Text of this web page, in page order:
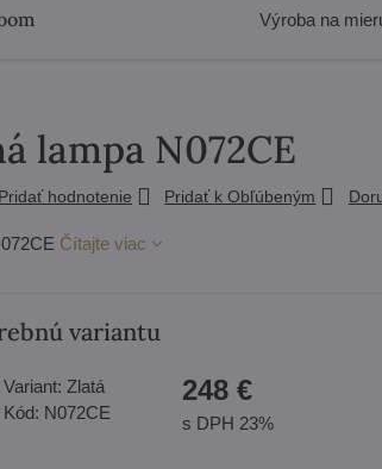
Výroba na
lampa N072CE
Pridať hodnotenie Pridať k Obľúbeným
Čítajte viac
variantu
Variant: Zlatá
Kód: N072CE
248 €
s DPH 23%